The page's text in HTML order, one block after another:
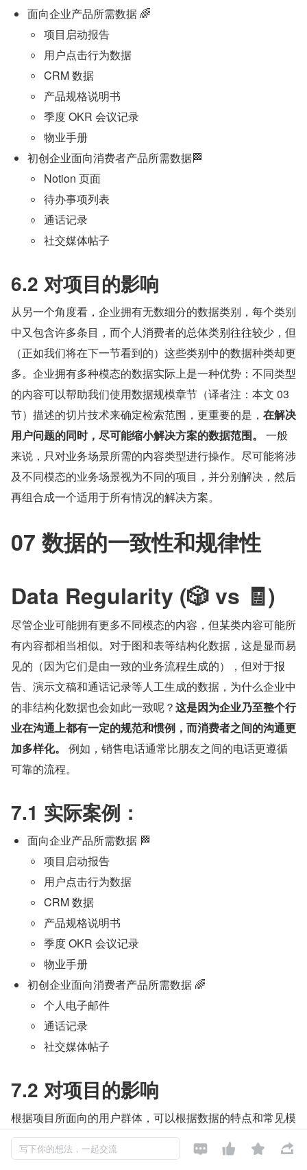
面向企业产品所需数据 🌈
项目启动报告
用户点击行为数据
CRM 数据
产品规格说明书
季度 OKR 会议记录
物业手册
初创企业面向消费者产品所需数据🏁
Notion 页面
待办事项列表
通话记录
社交媒体帖子
6.2 对项目的影响
从另一个角度看，企业拥有无数细分的数据类别，每个类别
中又包含许多条目，而个人消费者的总体类别往往较少，但
（正如我们将在下一节看到的）这些类别中的数据种类却更
多。企业拥有多种模态的数据实际上是一种优势：不同类型
的内容可以帮助我们使用数据规模章节（译者注：本文 03
节）描述的切片技术来确定检索范围，更重要的是， 在解决
用户问题的同时，尽可能缩小解决方案的数据范围。
一般
来说，只对业务场景所需的内容类型进行操作。尽可能将涉
及不同模态的业务场景视为不同的项目，并分别解决，然后
再组合成一个适用于所有情况的解决方案。
07 数据的一致性和规律性
Data Regularity (🎲 vs 🧾)
尽管企业可能拥有更多不同模态的内容，但某类内容可能所
有内容都相当相似。对于图和表等结构化数据，这是显而易
见的（因为它们是由一致的业务流程生成的），但对于报
告、演示文稿和通话记录等人工生成的数据，为什么企业中
的非结构化数据也会如此一致呢？这是因为企业乃至整个行
业在沟通上都有一定的规范和惯例，而消费者之间的沟通更
加多样化。
例如，销售电话通常比朋友之间的电话更遵循
可靠的流程。
7.1 实际案例：
面向企业产品所需数据 🏁
项目启动报告
用户点击行为数据
CRM 数据
产品规格说明书
季度 OKR 会议记录
物业手册
初创企业面向消费者产品所需数据 🌈
个人电子邮件
通话记录
社交媒体帖子
7.2 对项目的影响
根据项目所面向的用户群体，可以根据数据的特点和常见模
态做出更多的假设，以便更好地处理和运用这些数据。如果
您正在构建一个供企业内部使用或用于处理受监管文件的产
写下你的想法，一起交流    